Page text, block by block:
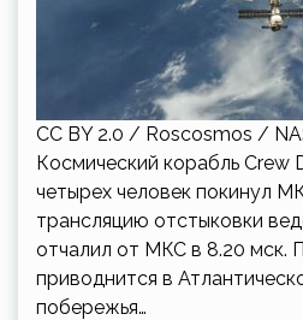
CC BY 2.0 / Roscosmos /
Космический корабль Crew
четырех человек покинул
трансляцию отстыковки
отчалил от МКС в 8.20 мск.
приводнится в
побережья…